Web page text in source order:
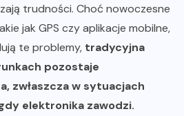
trudności. Choć nowoczesne
jak GPS czy aplikacje mobilne,
te problemy, tradycyjna
pozostaje
zwłaszcza w sytuacjach
elektronika zawodzi.